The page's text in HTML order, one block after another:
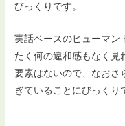
びっくりです。
実話ベースのヒューマン
たく何の違和感もなく見
要素はないので、なおさ
ぎていることにびっくり